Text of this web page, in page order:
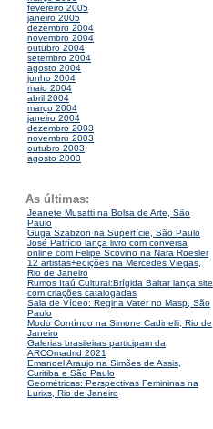
fevereiro 2005
janeiro 2005
dezembro 2004
novembro 2004
outubro 2004
setembro 2004
agosto 2004
junho 2004
maio 2004
abril 2004
março 2004
janeiro 2004
dezembro 2003
novembro 2003
outubro 2003
agosto 2003
As últimas:
Jeanete Musatti na Bolsa de Arte, São
Paulo
Guga Szabzon na Superfície, São Paulo
José Patrício lança livro com conversa
online com Felipe Scovino na Nara Roesler
12 artistas+edições na Mercedes Viegas,
Rio de Janeiro
Rumos Itaú Cultural:Brígida Baltar lança site
com criações catalogadas
Sala de Vídeo: Regina Vater no Masp, São
Paulo
Modo Contínuo na Simone Cadinelli, Rio de
Janeiro
Galerias brasileiras participam da
ARCOmadrid 2021
Emanoel Araujo na Simões de Assis,
Curitiba e São Paulo
Geométricas: Perspectivas Femininas na
Lurixs, Rio de Janeiro